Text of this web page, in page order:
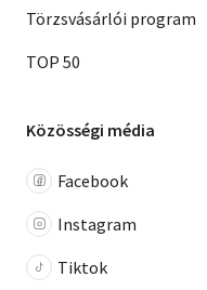
Törzsvásárlói program
TOP 50
Közösségi média
Facebook
Instagram
Tiktok